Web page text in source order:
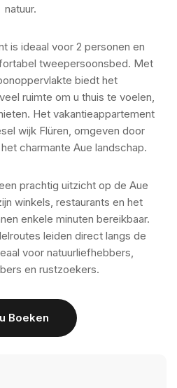
natuur.
is ideaal voor 2 personen en
tweepersoonsbed. Met
biedt het
ruimte om u thuis te voelen,
Het vakantieappartement
wijk Flüren, omgeven door
charmante Aue landschap.
prachtig uitzicht op de Aue
winkels, restaurants en het
enkele minuten bereikbaar.
leiden direct langs de
voor natuurliefhebbers,
en rustzoekers.
Boeken